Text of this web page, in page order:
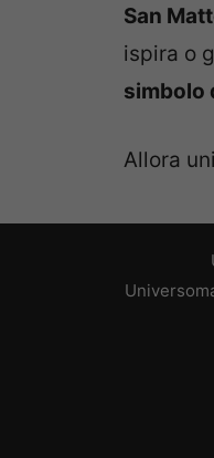
San
ispira o
simbolo
Allora